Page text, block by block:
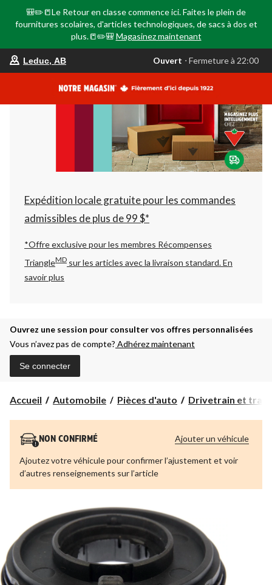
🎒✏️📒Le Retour en classe commence ici. Faites le plein de
fournitures scolaires, d'articles technologiques, de sacs à dos et
plus.📒✏️🎒 Magasinez maintenant
votre
est
AB,
Ouvert,
Fermeture
à
22:00
changer
Leduc, AB Ouvert ⋅ Fermeture à 22:00
Expédition locale gratuite pour les commandes
admissibles de plus de 99 $*
*Offre exclusive pour les membres Récompenses
TriangleMD sur les articles avec la livraison standard.En
savoir plus
Ouvrez une session pour consulter vos offres personnalisées
Vous n’avez pas de compte? Adhérez maintenant
Se connecter
Accueil Automobile Pièces d'auto Drivetrain et
NON CONFIRMÉ
Ajoutez votre véhicule pour confirmer l’ajustement et voir
d’autres renseignements sur l’article
Ajouter un véhicule